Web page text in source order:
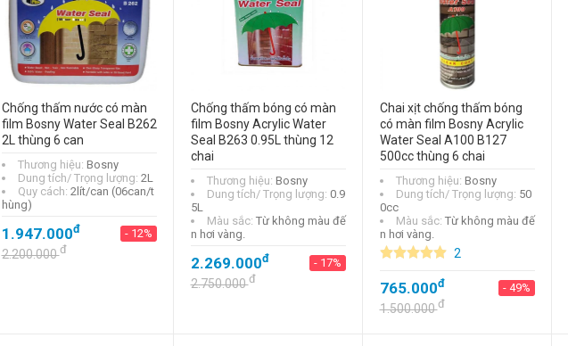
Chống thấm nước có màn
film Bosny Water Seal B262
2L thùng 6 can
Thương hiệu: Bosny
Dung tích/ Trọng lượng: 2L
Quy cách: 2lít/can (06can/t
hùng)
1.947.000đ - 12%
2.200.000đ
Chống thấm bóng có màn
film Bosny Acrylic Water
Seal B263 0.95L thùng 12
chai
Thương hiệu: Bosny
Dung tích/ Trọng lượng: 0.9
5L
Màu sắc: Từ không màu đế
n hơi vàng.
2.269.000đ - 17%
2.750.000đ
Chai xịt chống thấm bóng
có màn film Bosny Acrylic
Water Seal A100 B127
500cc thùng 6 chai
Thương hiệu: Bosny
Dung tích/ Trọng lượng: 50
0cc
Màu sắc: Từ không màu đế
n hơi vàng.
2
765.000đ - 49%
1.500.000đ